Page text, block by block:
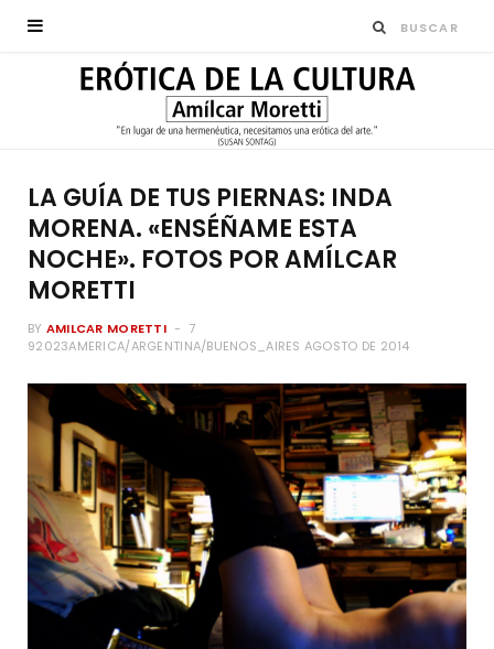
LA GUÍA DE TUS PIERNAS: INDA
MORENA. «ENSÉÑAME ESTA
NOCHE». FOTOS POR AMÍLCAR
MORETTI
BY AMILCAR MORETTI
7
92023AMERICA/ARGENTINA/BUENOS_AIRES AGOSTO DE 2014